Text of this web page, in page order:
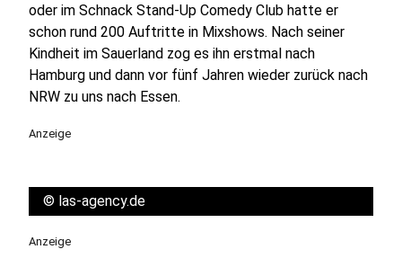
oder im Schnack Stand-Up Comedy Club hatte er
schon rund 200 Auftritte in Mixshows. Nach seiner
Kindheit im Sauerland zog es ihn erstmal nach
Hamburg und dann vor fünf Jahren wieder zurück nach
NRW zu uns nach Essen.
Anzeige
© las-agency.de
Anzeige